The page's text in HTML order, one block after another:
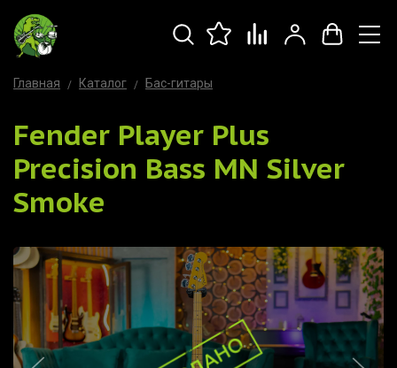
Главная Каталог Бас-гитары
Fender Player Plus
Precision Bass MN Silver
Smoke